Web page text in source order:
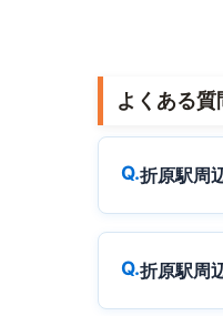
よくある質
折原駅周
折原駅周